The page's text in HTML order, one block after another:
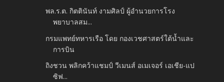
พล.ร.ต. กิตตินันท์ งามศิลป์ ผู้อำนวยการโรง
พยาบาลสม...
กรมแพทย์ทหารเรือ โดย กองเวชศาสตร์ใต้น้ำและ
การบิน
ถิงชวน พลิกคว้าแชมป์ วีเมนส์ อเมเจอร์ เอเชีย-แป
ซิฟ...